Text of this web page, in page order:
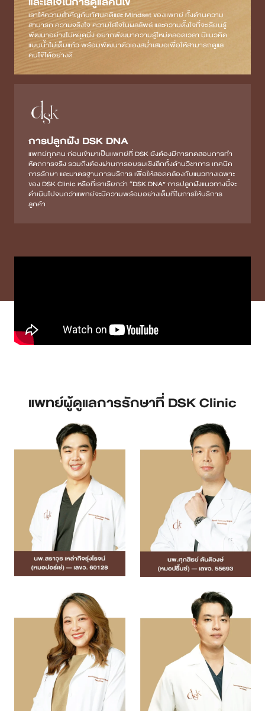
เราให้ความสำคัญกับทัศนคติและ Mindset ของแพทย์ ทั้งด้านความ
สามารถ ความจริงใจ ความใส่ใจในผลลัพธ์ และความตั้งใจที่จะเรียนรู้
พัฒนาอย่างไม่หยุดนิ่ง อยากพัฒนาความรู้ใหม่ตลอดเวลา มีแนวคิด
แบบน้ำไม่เต็มแก้ว พร้อมพัฒนาตัวเองสม่ำเสมอเพื่อให้สามารถดูแล
คนไข้ได้อย่างดี
การปลูกฝัง DSK DNA
แพทย์ทุกคน ก่อนเข้ามาเป็นแพทย์ที่ DSK ยังต้องมีการทดสอบการทำ
หัตถการจริง รวมถึงต้องผ่านการอบรมเชิงลึกทั้งด้านวิชาการ เทคนิค
การรักษา และมาตรฐานการบริการ เพื่อให้สอดคล้องกับแนวทางเฉพาะ
ของ DSK Clinic หรือที่เราเรียกว่า “DSK DNA” การปลูกฝังแนวทางนี้จะ
ดำเนินไปจนกว่าแพทย์จะมีความพร้อมอย่างเต็มที่ในการให้บริการ
ลูกค้า
แพทย์ผู้ดูแลการรักษาที่ DSK Clinic